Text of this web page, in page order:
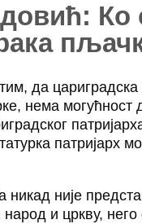
Ко
да
нема могућност
патријарх
никад није
народ и цркву,